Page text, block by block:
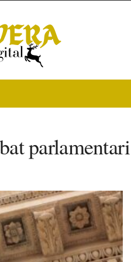
parlamentari